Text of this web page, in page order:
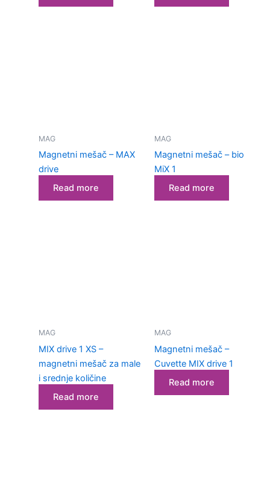
MAG
Magnetni mešač – MAX
drive
Read more
MAG
Magnetni mešač – bio
MiX 1
Read more
MAG
MIX drive 1 XS –
magnetni mešač za male
i srednje količine
Read more
MAG
Magnetni mešač –
Cuvette MIX drive 1
Read more